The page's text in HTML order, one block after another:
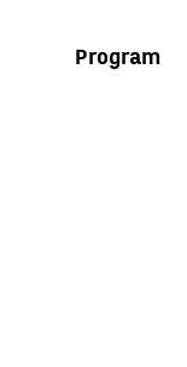
Program